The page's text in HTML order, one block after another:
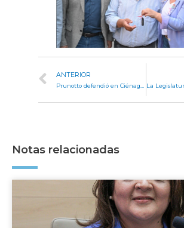
ANTERIOR
Notas relacionadas